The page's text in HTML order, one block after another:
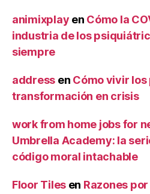
animixplay en Cómo la
industria de los
siempre
address en Cómo vivir
transformación en crisis
work from home jobs for
Umbrella Academy: la
código moral intachable
Floor Tiles en Razones